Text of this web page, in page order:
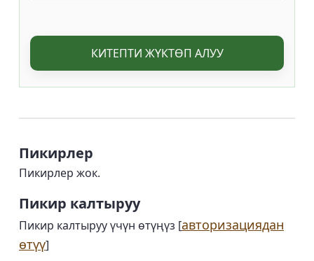
КИТЕПТИ ЖҮКТӨП АЛУУ
Пикирлер
Пикирлер жок.
Пикир калтыруу
Пикир калтыруу үчүн өтүңүз [авторизациядан
өтүү]